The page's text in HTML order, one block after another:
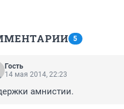
5
Гость
14 мая 2014, 22:23
амнистии.